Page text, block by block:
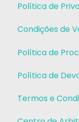
Política de
Condições de
Política de
Política de
Termos e